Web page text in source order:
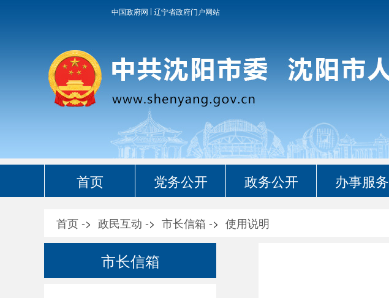
中国政府网 辽宁省政府门户网站
首页 党务公开 政务公开 办事服务
首页-> 政民互动 -> 市长信箱 -> 使用说明
市长信箱